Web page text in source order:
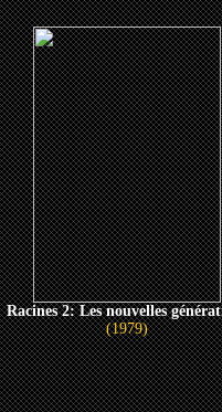
Racines 2: Les nouvelles
(1979)